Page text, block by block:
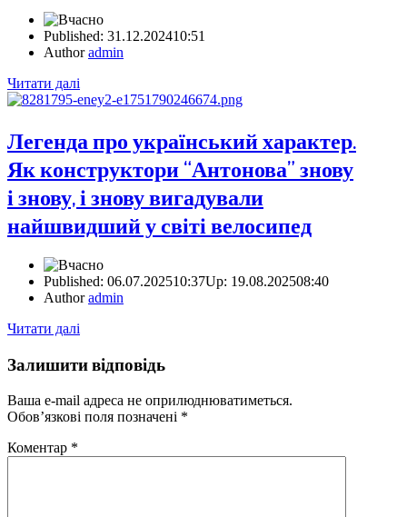
Published: 31.12.202410:51
Authoradmin
Читати далі
Легенда про український характер.
Як конструктори “Антонова” знову
і знову, і знову вигадували
найшвидший у світі велосипед
Published: 06.07.202510:37Up: 19.08.202508:40
Authoradmin
Читати далі
Залишити відповідь
Ваша e-mail адреса не оприлюднюватиметься.
Обов’язкові поля позначені *
Коментар *